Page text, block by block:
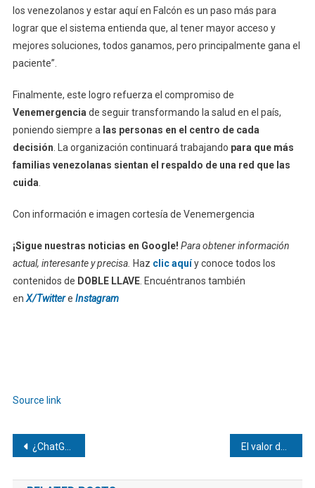
los venezolanos y estar aquí en Falcón es un paso más para
lograr que el sistema entienda que, al tener mayor acceso y
mejores soluciones, todos ganamos, pero principalmente gana el
paciente”.
Finalmente, este logro refuerza el compromiso de
Venemergencia de seguir transformando la salud en el país,
poniendo siempre a las personas en el centro de cada
decisión . La organización continuará trabajando para que más
familias venezolanas sientan el respaldo de una red que las
cuida
Con información e imagen cortesía de Venemergencia
¡Sigue nuestras noticias en Google! Para obtener información
actual, interesante y precisa. Haz clic aquíy conoce todos los
contenidos de DOBLE LLAVE. Encuéntranos también
en X/Twittere Instagram
Source link
Navegación
de
¿ChatGPT almacena datos? Qué riesgos de privacidad existen y cómo podemos protegernos